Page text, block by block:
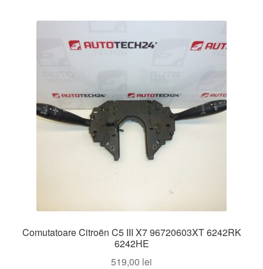
Comutatoare Citroën C5 III X7 96720603XT 6242RK
6242HE
519,00 lei